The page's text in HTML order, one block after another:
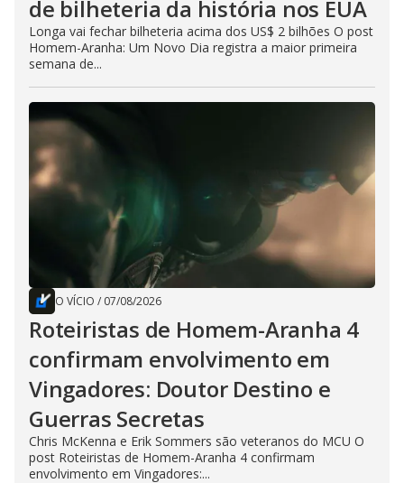
de bilheteria da história nos EUA
Longa vai fechar bilheteria acima dos US$ 2 bilhões O post
Homem-Aranha: Um Novo Dia registra a maior primeira
semana de...
O VÍCIO / 07/08/2026
Roteiristas de Homem-Aranha 4
confirmam envolvimento em
Vingadores: Doutor Destino e
Guerras Secretas
Chris McKenna e Erik Sommers são veteranos do MCU O
post Roteiristas de Homem-Aranha 4 confirmam
envolvimento em Vingadores:...